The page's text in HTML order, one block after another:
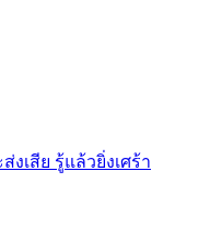
งเสีย รู้แล้วยิ่งเศร้า